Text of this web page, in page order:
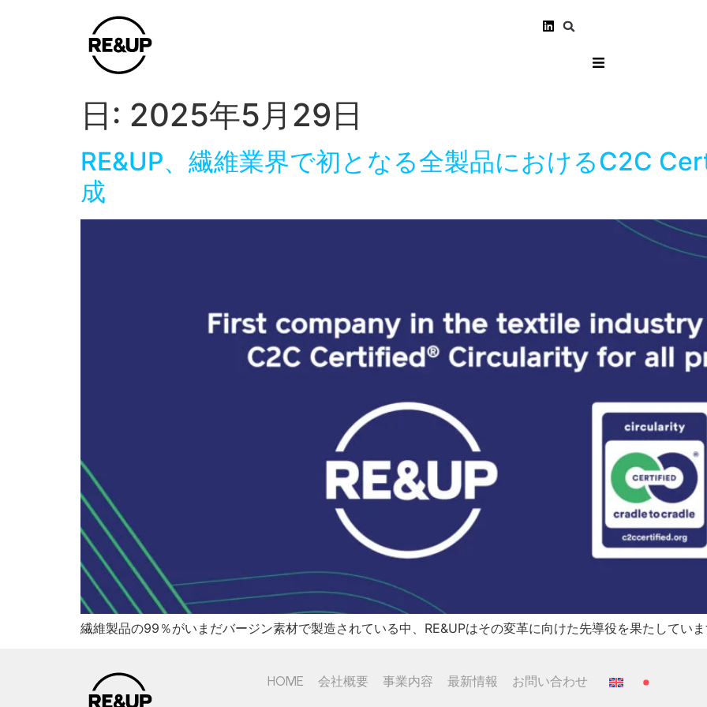
日: 2025年5月29日
RE&UP、繊維業界で初となる全製品におけるC2C
成
繊維製品の99％がいまだバージン素材で製造されている中、RE&UPはその変革に向けた先導役を果たしてい
HOME 会社概要 事業内容 最新情報 お問い合わせ